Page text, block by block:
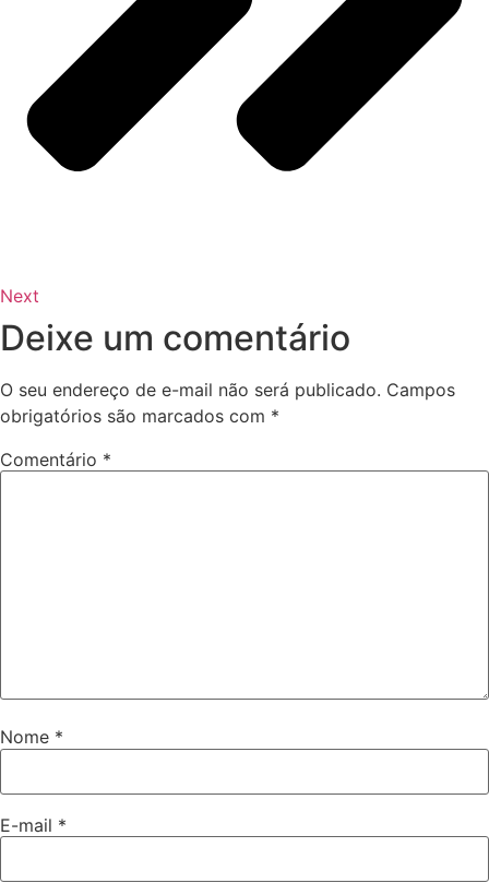
Next
Deixe um comentário
O seu endereço de e-mail não será publicado. Campos
obrigatórios são marcados com *
Comentário *
Nome *
E-mail *